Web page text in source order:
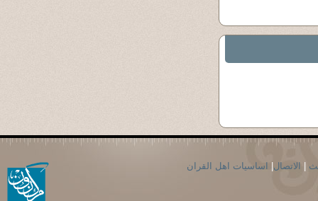
| الاتصال| اساسيات اهل القران